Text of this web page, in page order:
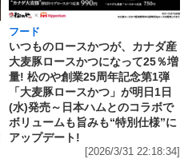
フード
いつものロースかつが、カナダ産
大麦豚ロースかつになって25％増
量! 松のや創業25周年記念第1弾
「大麦豚ロースかつ」が明日1日
(水)発売～日本ハムとのコラボで
ボリュームも旨みも“特別仕様”に
アップデート!
[2026/3/31 22:18:34]